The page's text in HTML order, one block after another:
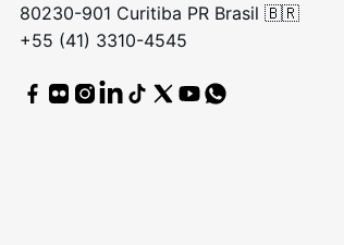
80230-901 Curitiba PR Brasil 🇧🇷
+55 (41) 3310-4545